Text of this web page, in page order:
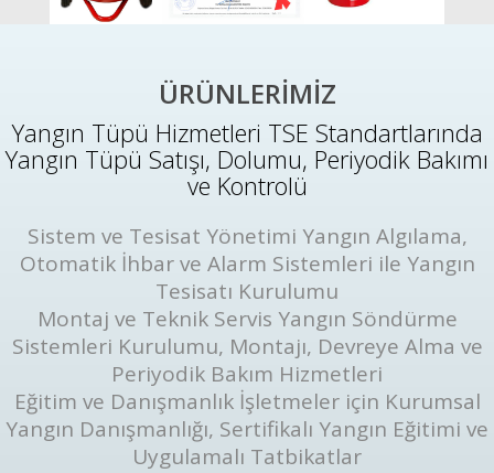
ÜRÜNLERİMİZ
Yangın Tüpü Hizmetleri TSE Standartlarında
Yangın Tüpü Satışı, Dolumu, Periyodik Bakımı
ve Kontrolü
Sistem ve Tesisat Yönetimi Yangın Algılama,
Otomatik İhbar ve Alarm Sistemleri ile Yangın
Tesisatı Kurulumu
Montaj ve Teknik Servis Yangın Söndürme
Sistemleri Kurulumu, Montajı, Devreye Alma ve
Periyodik Bakım Hizmetleri
Eğitim ve Danışmanlık İşletmeler için Kurumsal
Yangın Danışmanlığı, Sertifikalı Yangın Eğitimi ve
Uygulamalı Tatbikatlar